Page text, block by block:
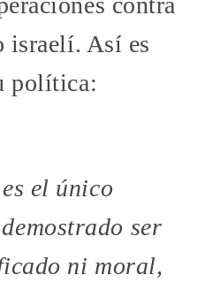
israelí. Así es
política:
el único
ser
ni moral,